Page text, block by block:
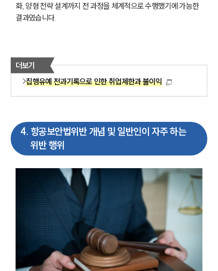
화, 양형 전략 설계까지 전 과정을 체계적으로 수행했기에 가능한
결과였습니다.
더보기
집행유예 전과기록으로 인한 취업제한과 불이익
4. 항공보안법위반 개념 및 일반인이 자주 하는
위반 행위